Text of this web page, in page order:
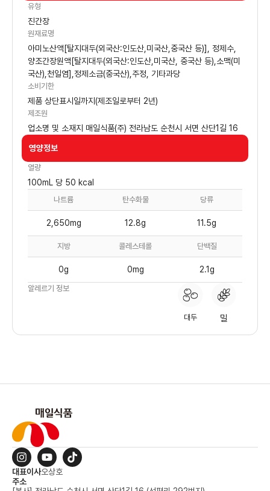
유형
진간장
원재료명
아미노산액[탈지대두(외국산:인도산,미국산,중국산 등)], 정제수,
양조간장원액[탈지대두(외국산:인도산,미국산, 중국산 등),소맥(미
국산),천일염],정제소금(중국산),주정, 기타과당
소비기한
제품 상단표시일까지(제조일로부터 2년)
제조원
업소명 및 소재지 매일식품(주) 전라남도 순천시 서면 산단1길 16
영양정보
열량
100mL 당 50 kcal
나트륨 탄수화물 당류
2,650mg 12.8g 11.5g
지방 콜레스테롤 단백질
0g 0mg 2.1g
알레르기 정보
대두 밀
대표이사오상호
주소